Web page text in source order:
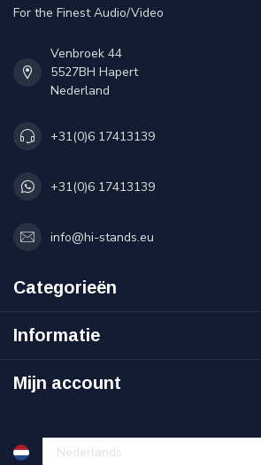
For the Finest Audio/Video
Venbroek 44
5527BH Hapert
Nederland
+31(0)6 17413139
+31(0)6 17413139
info@hi-stands.eu
Categorieën
Informatie
Mijn account